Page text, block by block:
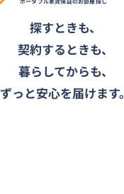
探すときも、
契約するときも、
暮らしてからも、
ずっと安心を届けます。